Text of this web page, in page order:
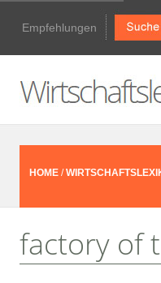
Empfehlungen
HOME /
factory of